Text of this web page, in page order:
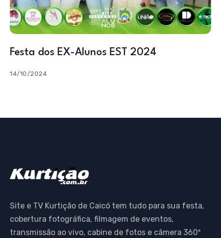
Festa dos EX-Alunos EST 2024
14/10/2024
Site e TV Kurtição de Caicó tem tudo para sua festa,
cobertura fotográfica, filmagem de eventos,
transmissão ao vivo, cabine de fotos e câmera 360º